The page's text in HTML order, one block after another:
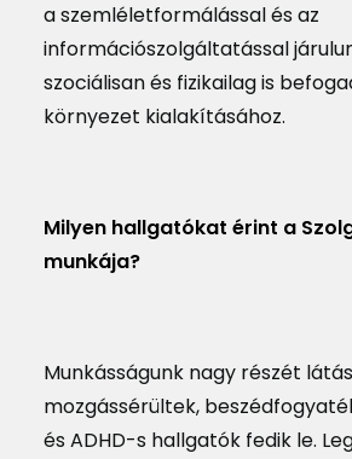
a szemléletformálással és az
információszolgáltatással
szociálisan és fizikailag is
környezet kialakításához.
Milyen hallgatókat érint a
munkája?
Munkásságunk nagy részét
mozgássérültek,
és ADHD-s hallgatók fedik le.